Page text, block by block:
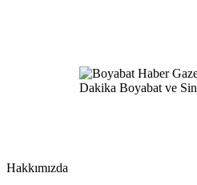
Hakkımızda